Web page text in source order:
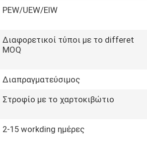
PEW/UEW/EIW
Διαφορετικοί τύποι με το differet
MOQ
Διαπραγματεύσιμος
Στροφίο με το χαρτοκιβώτιο
2-15 workding ημέρες